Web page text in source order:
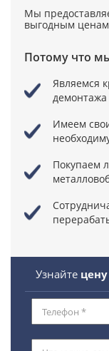
Мы
выгодным
Потому что
Являемся
Имеем
Покупаем
Узнайте